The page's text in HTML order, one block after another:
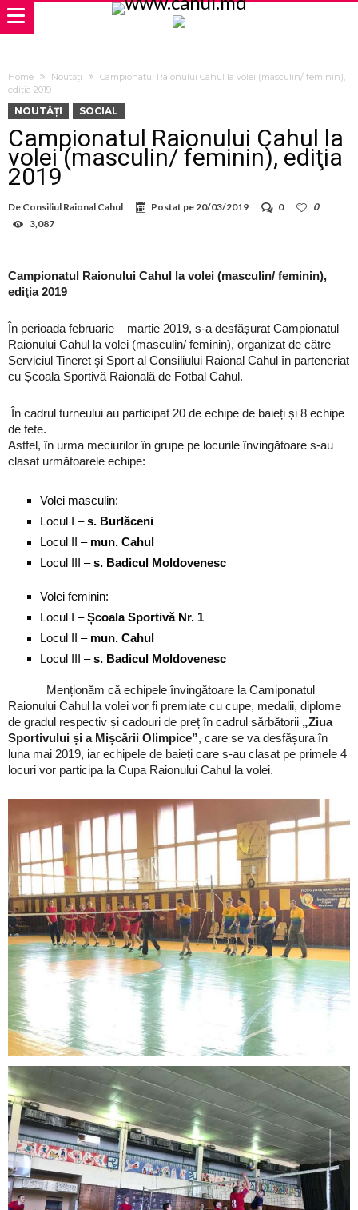
Home Noutăți
Campionatul Raionului Cahul la volei (masculin/ feminin),
ediţia 2019
NOUTĂȚI SOCIAL
Campionatul Raionului Cahul la
volei (masculin/ feminin), ediţia
2019
De Consiliul Raional Cahul Postat pe20/03/2019 0
0
3,087
Campionatul Raionului Cahul la volei (masculin/ feminin),
ediţia 2019
În perioada februarie – martie 2019, s-a desfășurat Campionatul
Raionului Cahul la volei (masculin/ feminin), organizat de către
Serviciul Tineret şi Sport al Consiliului Raional Cahul în parteneriat
cu Școala Sportivă Raională de Fotbal Cahul.
În cadrul turneului au participat 20 de echipe de baieți și 8 echipe
de fete.
Astfel, în urma meciurilor în grupe pe locurile învingătoare s-au
clasat următoarele echipe:
Volei masculin:
Locul I –s. Burlăceni
Locul II – mun. Cahul
Locul III –s. Badicul Moldovenesc
Volei feminin:
Locul I –Școala Sportivă Nr. 1
Locul II – mun. Cahul
Locul III –s. Badicul Moldovenesc
Menționăm că echipele învingătoare la Camiponatul
Raionului Cahul la volei vor fi premiate cu cupe, medalii, diplome
de gradul respectiv și cadouri de preț în cadrul sărbătorii „Ziua
Sportivului și a Mișcării Olimpice”, care se va desfășura în
luna mai 2019, iar echipele de baieți care s-au clasat pe primele 4
locuri vor participa la Cupa Raionului Cahul la volei.